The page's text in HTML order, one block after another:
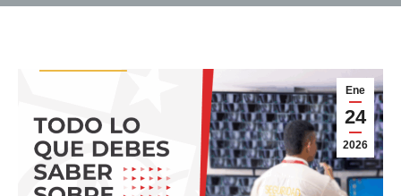
Ene
24
2026